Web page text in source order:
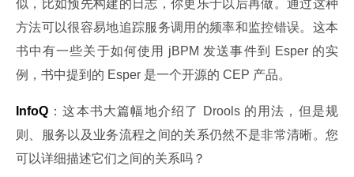
似，比如预先构建的日志，你更乐于以后再做。通过这种
方法可以很容易地追踪服务调用的频率和监控错误。这本
书中有一些关于如何使用 jBPM 发送事件到 Esper 的实
例，书中提到的 Esper 是一个开源的 CEP 产品。
InfoQ ：这本书大篇幅地介绍了 Drools 的用法，但是规
则、服务以及业务流程之间的关系仍然不是非常清晰。您
可以详细描述它们之间的关系吗？